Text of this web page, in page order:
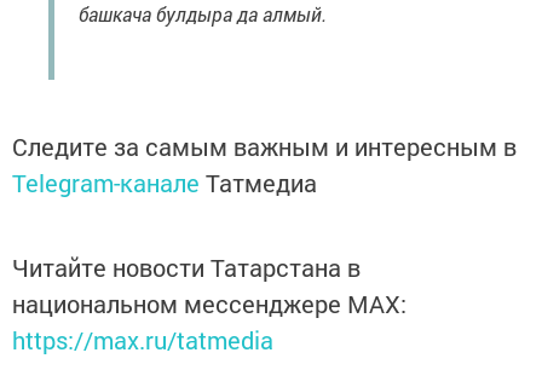
башкача булдыра да алмый.
Следите за самым важным и интересным в
Telegram-канале Татмедиа
Читайте новости Татарстана в
национальном мессенджере MАХ:
https://max.ru/tatmedia